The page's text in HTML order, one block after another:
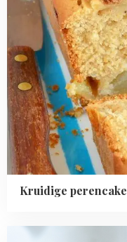
Kruidige perencake
Read